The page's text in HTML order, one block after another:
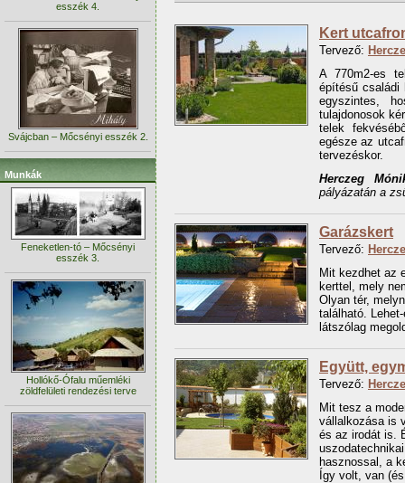
esszék 4.
Svájcban – Mőcsényi esszék 2.
Munkák
Feneketlen-tó – Mőcsényi
esszék 3.
Hollókő-Ófalu műemléki
zöldfelületi rendezési terve
Kert
Tervező:
A 770m2-es
építésű családi
egyszintes,
tulajdonosok
telek
egésze az
tervezéskor.
Herczeg
pályázatán a
Garázskert
Tervező:
Mit kezdhet az
kerttel, mely
Olyan tér,
található.
látszólag
Együtt,
Tervező:
Mit tesz a
vállalkozása is
és az irodát is.
hasznossal, a
Így volt, van